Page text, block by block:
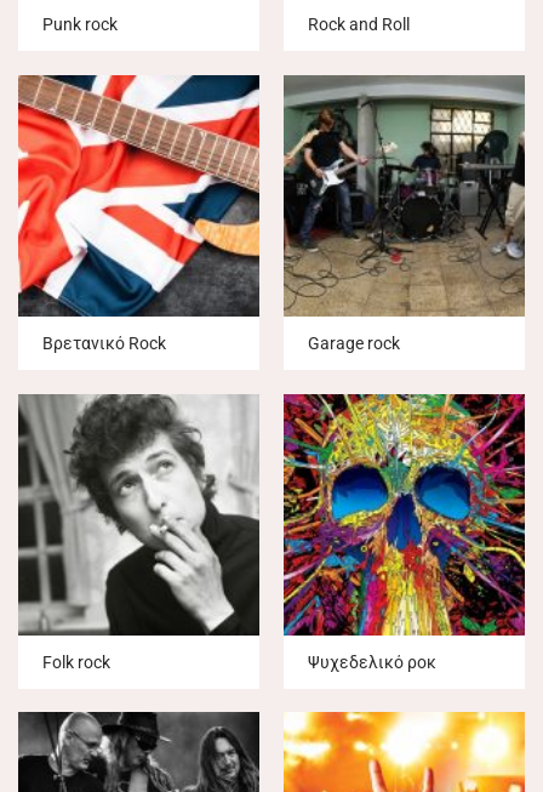
Punk rock Rock and Roll
Βρετανικό Rock Garage rock
Folk rock Ψυχεδελικό ροκ